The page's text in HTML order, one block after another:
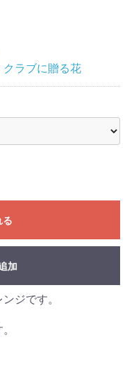
クラブに贈る花
る
加
ジです。